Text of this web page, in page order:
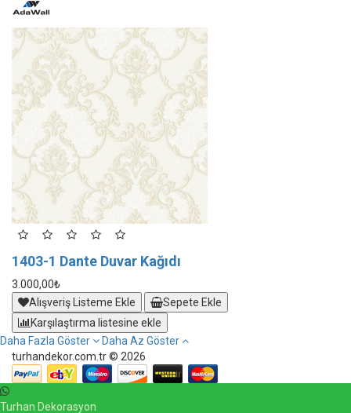
1403-1 Dante Duvar Kağıdı
3.000,00₺
Alışveriş Listeme Ekle
Sepete Ekle
Karşılaştırma listesine ekle
Daha Fazla Göster
Daha Az Göster
turhandekor.com.tr © 2026
Turhan Dekorasyon